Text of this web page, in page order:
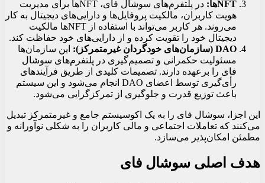
NFTها:
در پلتفرم‌های سوشال فای، NFTها برای مدیریت
هویت کاربران، مالکیت پروفایل‌ها و دارایی‌های دیجیتال به کار
می‌روند. هر کاربر می‌تواند با استفاده از NFTها مالکیت
دیجیتال خود را تقویت کرده و از دارایی‌های خود حفاظت کند.
DAO (سازمان‌های خودگردان غیرمتمرکز):
این سازمان‌ها
مسئولیت حکمرانی و تصمیم‌گیری در پلتفرم‌های سوشال
فای را برعهده دارند. تصمیمات کلیدی از طریق فرآیندهای
رأی‌گیری توسط اعضای DAO انجام می‌شود و این سیستم
باعث توزیع قدرت و جلوگیری از تمرکزگرایی می‌شود.
این اجزا، سوشال فای را به یک اکوسیستم جامع و غیرمتمرکز تبدیل
می‌کنند که تعاملات اجتماعی و مالی کاربران را به شکلی نوآورانه و
مطمئن امکان‌پذیر می‌سازد.
هدف اصلی سوشال فای